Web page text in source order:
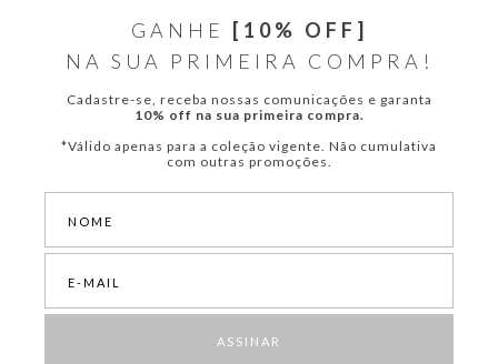
GANHE
[10% OFF]
NA SUA PRIMEIRA COMPRA!
Cadastre-se, receba nossas comunicações e garanta
10% off na sua primeira compra.
*Válido apenas para a coleção vigente. Não cumulativa
com outras promoções.
ASSINAR